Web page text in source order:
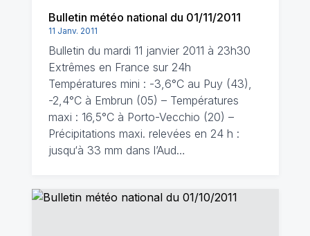
Bulletin météo national du 01/11/2011
11 Janv. 2011
Bulletin du mardi 11 janvier 2011 à 23h30
Extrêmes en France sur 24h
Températures mini : -3,6°C au Puy (43),
-2,4°C à Embrun (05) – Températures
maxi : 16,5°C à Porto-Vecchio (20) –
Précipitations maxi. relevées en 24 h :
jusqu‘à 33 mm dans l’Aud…